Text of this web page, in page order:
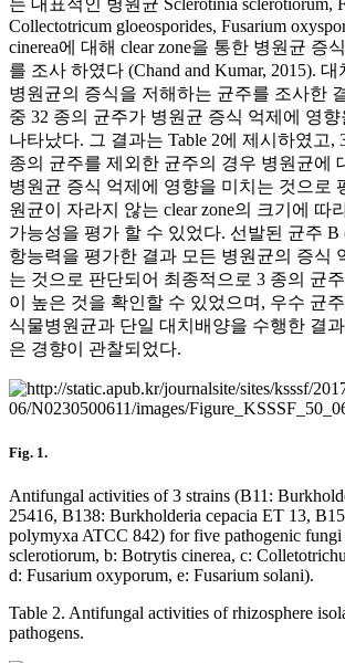
는 대표적인 병원균 Sclerotinia sclerotiorum,
Collectotricum gloeosporides, Fusarium
cinerea에 대해 clear zone을 통한 병원균 증
를 조사 하였다 (Chand and Kumar, 2015).
병원균의 증식을 저해하는 균주를 조사한
중 32 종의 균주가 병원균 증식 억제에 영
나타났다. 그 결과는 Table 2에 제시하였고,
종의 균주를 제외한 균주의 경우 병원균에
병원균 증식 억제에 영향을 미치는 것으로
원균이 자라지 않는 clear zone의 크기에 따
가능성을 평가 할 수 있었다. 선발된 균주 B
항능력을 평가한 결과 모든 병원균의 증식
는 것으로 판단되어 최종적으로 3 종의 균
이 높은 것을 확인할 수 있었으며, 우수 균
식물병원균과 단일 대치배양을 수행한 결과
은 경향이 관찰되었다.
Fig. 1.
Antifungal activities of 3 strains (B11:
25416, B138: Burkholderia cepacia ET 13,
polymyxa ATCC 842) for five pathogenic fungi
sclerotiorum, b: Botrytis cinerea, c:
d: Fusarium oxyporum, e: Fusarium solani).
Table 2. Antifungal activities of rhizosphere
pathogens.